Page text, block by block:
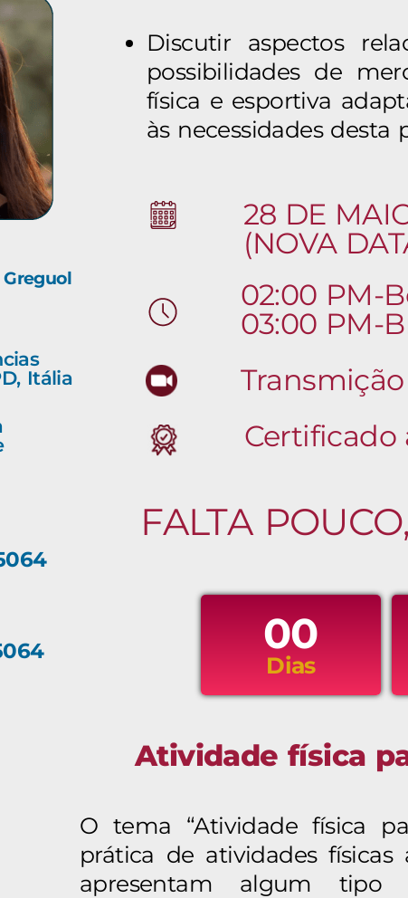
Itália
Discutir aspectos
possibilidades de
física e esportiva
às necessidades desta
28 DE
(NOVA
02:00 PM-
03:00 PM-
FALTA
00
Dias
Atividade física
O tema “Atividade física
prática de atividades físicas
apresentam algum tipo